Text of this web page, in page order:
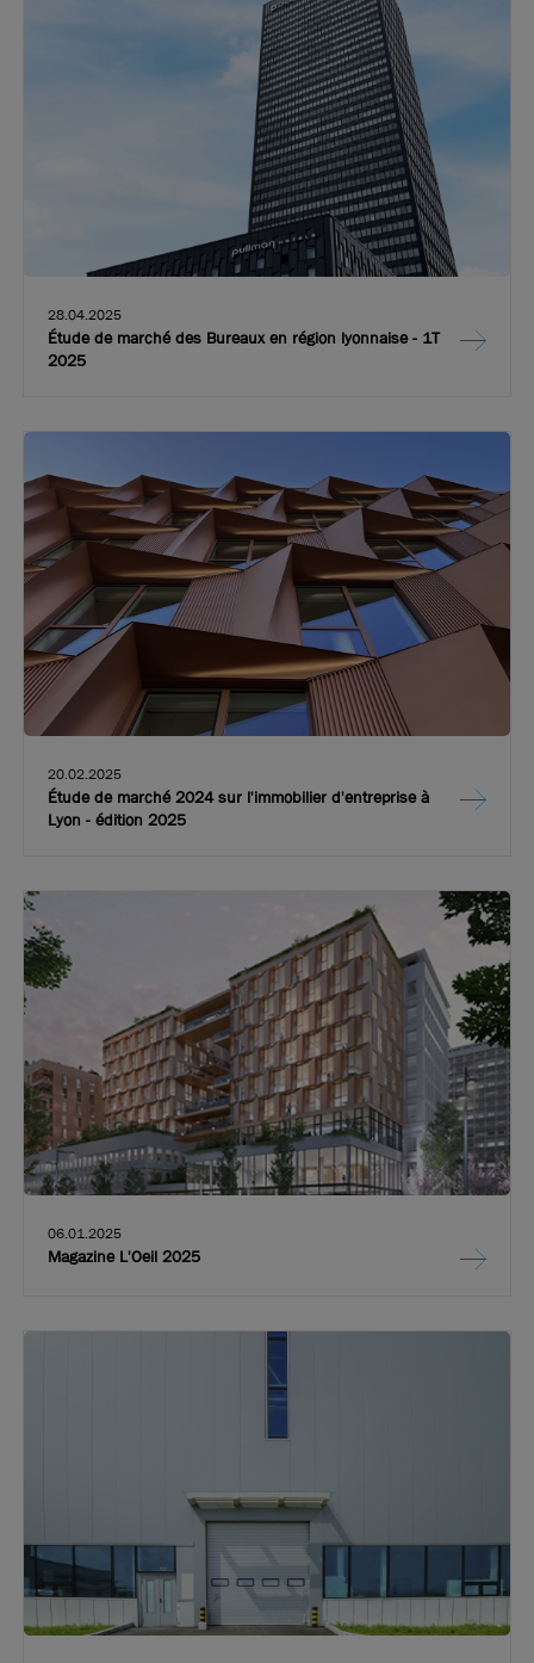
28.04.2025
Étude de marché des Bureaux en région lyonnaise - 1T
2025
20.02.2025
Étude de marché 2024 sur l'immobilier d'entreprise à
Lyon - édition 2025
06.01.2025
Magazine L'Oeil 2025